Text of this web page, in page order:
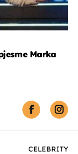
Marka
CELEBRITY